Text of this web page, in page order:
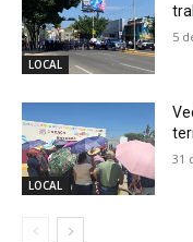
LOCAL
5
LOCAL
31